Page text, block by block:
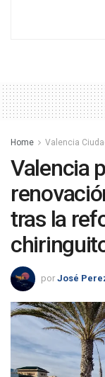
Home Valencia
Valencia
tras la
por José